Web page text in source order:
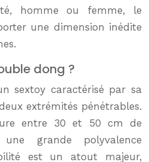
homme ou femme, le
une dimension inédite
dong ?
sextoy caractérisé par sa
extrémités pénétrables.
entre 30 et 50 cm de
grande polyvalence
est un atout majeur,